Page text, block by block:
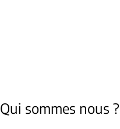
Qui sommes nous ?